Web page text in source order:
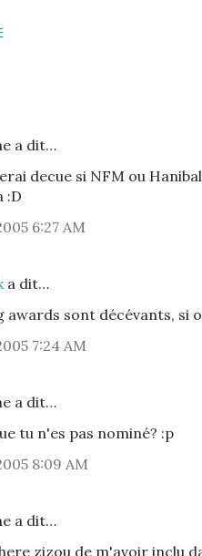
a dit…
decue si NFM ou
:D
6:27 AM
a dit…
awards sont décévants, si
7:24 AM
a dit…
tu n'es pas nominé? :p
8:09 AM
a dit…
zizou de m'avoir inclu